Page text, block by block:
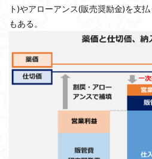
ト)やアローアンス(販売奨励金)を支
もある。